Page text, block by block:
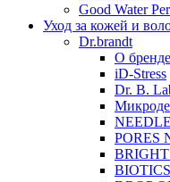
Good Water
Уход за кожей и
Dr.brandt
О бренде
iD-Stress
Dr. B.
PORES
BIOTICS